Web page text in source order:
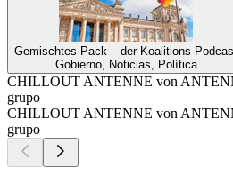
Gemischtes Pack – der Koalitions-
Gobierno, Noticias, Política
CHILLOUT ANTENNE von
grupo
CHILLOUT ANTENNE von
grupo